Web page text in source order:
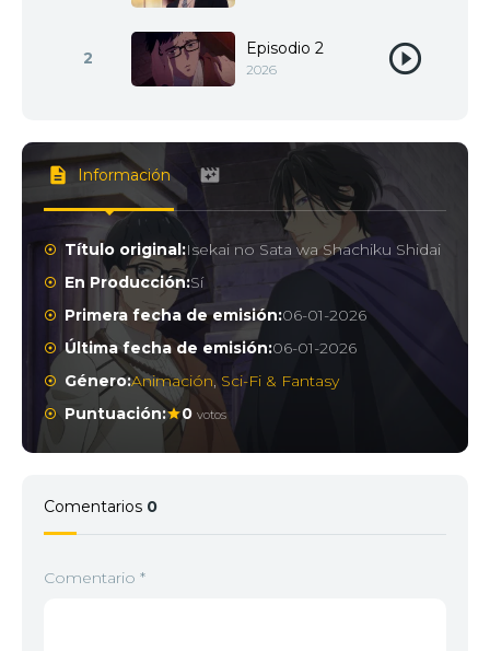
2 Episodio 2
2026
Información
Título original:Isekai no Sata wa Shachiku Shidai
En Producción:Sí
Primera fecha de emisión:06-01-2026
Última fecha de emisión:06-01-2026
Género:Animación, Sci-Fi & Fantasy
Puntuación:
0 votos
Comentarios 0
Comentario *